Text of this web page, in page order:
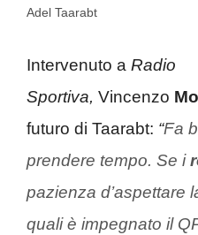
Adel Taarabt
Intervenuto a Radio
Sportiva, Vincenzo
futuro di Taarabt: “Fa
prendere tempo. Se i
pazienza d’aspettare
quali è impegnato il